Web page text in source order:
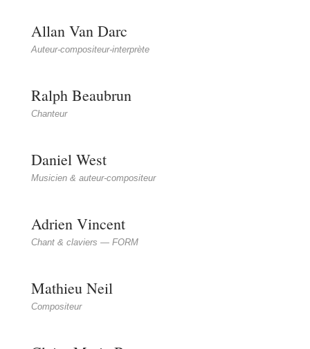
Allan Van Darc
Auteur-compositeur-interprète
Ralph Beaubrun
Chanteur
Daniel West
Musicien & auteur-compositeur
Adrien Vincent
Chant & claviers — FORM
Mathieu Neil
Compositeur